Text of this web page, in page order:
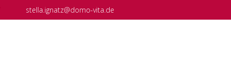
stella.ignatz@domo-vita.de